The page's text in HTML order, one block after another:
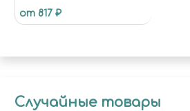
от 817 ₽
Случайные товары